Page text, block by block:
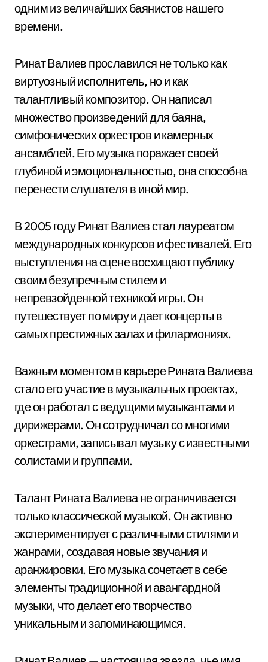
одним из величайших баянистов нашего
времени.
Ринат Валиев прославился не только как
виртуозный исполнитель, но и как
талантливый композитор. Он написал
множество произведений для баяна,
симфонических оркестров и камерных
ансамблей. Его музыка поражает своей
глубиной и эмоциональностью, она способна
перенести слушателя в иной мир.
В 2005 году Ринат Валиев стал лауреатом
международных конкурсов и фестивалей. Его
выступления на сцене восхищают публику
своим безупречным стилем и
непревзойденной техникой игры. Он
путешествует по миру и дает концерты в
самых престижных залах и филармониях.
Важным моментом в карьере Рината Валиева
стало его участие в музыкальных проектах,
где он работал с ведущими музыкантами и
дирижерами. Он сотрудничал со многими
оркестрами, записывал музыку с известными
солистами и группами.
Талант Рината Валиева не ограничивается
только классической музыкой. Он активно
экспериментирует с различными стилями и
жанрами, создавая новые звучания и
аранжировки. Его музыка сочетает в себе
элементы традиционной и авангардной
музыки, что делает его творчество
уникальным и запоминающимся.